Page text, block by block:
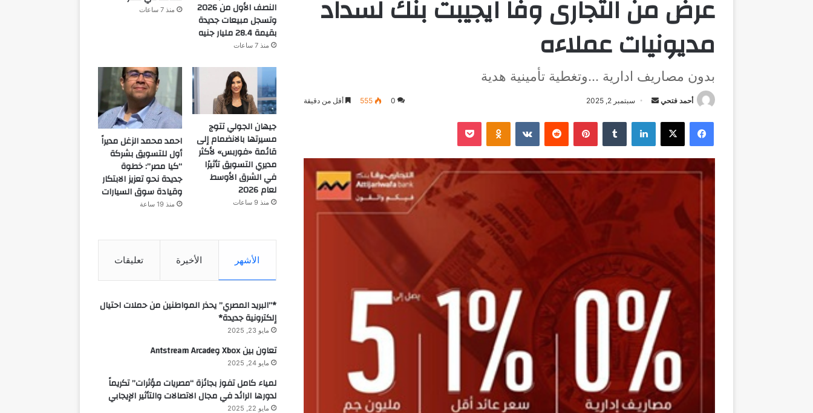
عرض من التجارى وفا ايجيبت بنك لسداد
مديونيات عملاءه
بدون مصاريف ادارية …وتغطية تأمينية هدية
أحمد فتحي
أرسل
إلكترونيا
سبتمبر 2, 2025 0
555 أقل من دقيقة
فيسبوك ‫X لينكدإن بينتيريست Odnoklassniki
‫Pocket
النصف الأول من 2026
وتسجل مبيعات جديدة
بقيمة 28.4 مليار جنيه
منذ 7 ساعات
منذ 7 ساعات
جيهان الجولي تتوج
مسيرتها بالانضمام إلى
قائمة «فوربس» لأكثر
مديري التسويق تأثيرًا
في الشرق الأوسط
لعام 2026
منذ 9 ساعات
احمد محمد الزغل مديراً
أول للتسويق بشركة
“كيا مصر”: خطوة
جديدة نحو تعزيز الابتكار
وقيادة سوق السيارات
منذ 19 ساعة
الأشهر الأخيرة تعليقات
*”البريد المصري” يحذر المواطنين من حملات احتيال
إلكترونية جديدة*
مايو 23, 2025
تعاون بين Xbox وAntstream Arcade
مايو 24, 2025
لمياء كامل تفوز بجائزة “مصريات مؤثرات” تكريماً
لدورها الرائد في مجال الاتصالات والتأثير الإيجابي
مايو 22, 2025